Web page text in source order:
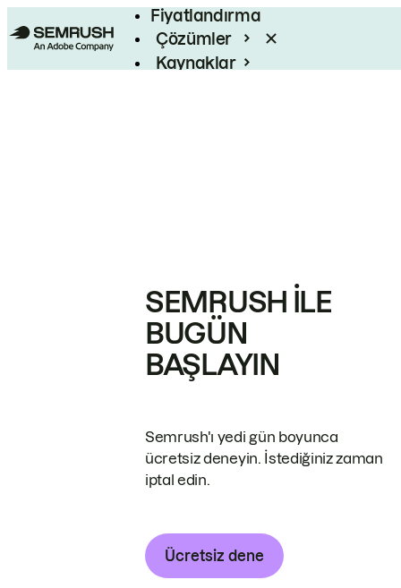
Fiyatlandırma
Çözümler
Kaynaklar
SEMRUSH ILE
BUGÜN
BAŞLAYIN
Semrush'ı yedi gün boyunca
ücretsiz deneyin. İstediğiniz zaman
iptal edin.
Ücretsiz dene